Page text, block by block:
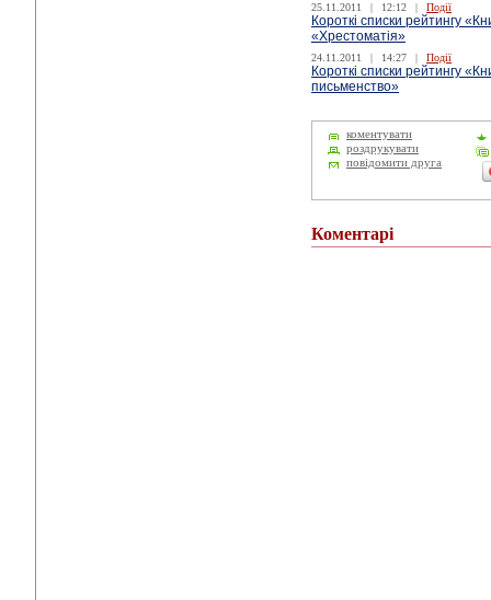
25.11.2011 | 12:12 | Події
Короткі списки рейтингу
«Хрестоматія»
24.11.2011 | 14:27 | Події
Короткі списки рейтингу
письменство»
коментувати
роздрукувати
повідомити друга
Коментарі